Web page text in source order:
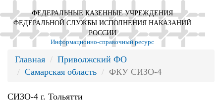
ФЕДЕРАЛЬНЫЕ КАЗЕННЫЕ УЧРЕЖДЕНИЯ
ФЕДЕРАЛЬНОЙ СЛУЖБЫ ИСПОЛНЕНИЯ НАКАЗАНИЙ
РОССИИ
Информационно-справочный ресурс
Главная
Приволжский ФО
Самарская область
ФКУ СИЗО-4
СИЗО-4 г. Тольятти